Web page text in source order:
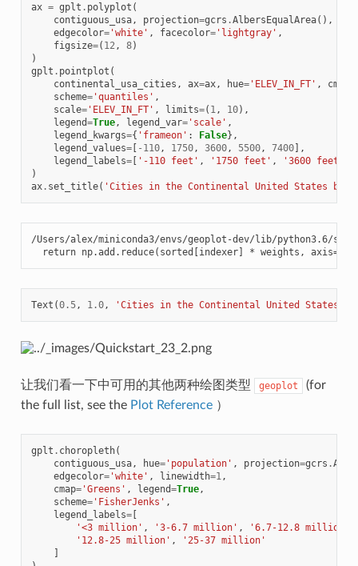
ax = gplt . polyplot (
contiguous_usa, projection=gcrs .AlbersEqualArea(),
edgecolor='white' , facecolor='lightgray' ,
figsize=( 12 , 8)
)
gplt . pointplot (
continental_usa_cities , ax=ax, hue='ELEV_IN_FT' , cmap
scheme='quantiles' ,
scale='ELEV_IN_FT' , limits=( 1 , 10),
legend=True, legend_var='scale' ,
legend_kwargs={ 'frameon' : False},
legend_values=[ - 110, 1750, 3600, 5500, 7400],
legend_labels=[ '-110 feet' , '1750 feet' , '3600 feet'
)
ax. set_title( 'Cities in the Continental United States by
/Users/alex/miniconda3/envs/geoplot-dev/lib/python3.6/
return np.add.reduce(sorted[indexer] * weights,
Text (0.5, 1.0, 'Cities in the Continental United States
让我们看一下中可用的其他两种绘图类型 geoplot
(for
the full list, see the Plot Reference）
gplt . choropleth(
contiguous_usa, hue='population' , projection=gcrs .
edgecolor='white' , linewidth=1 ,
cmap='Greens' , legend=True,
scheme='FisherJenks' ,
legend_labels=[
'<3 million' , '3-6.7 million' , '6.7-12.8 million'
'12.8-25 million' ,
'25-37 million'
]